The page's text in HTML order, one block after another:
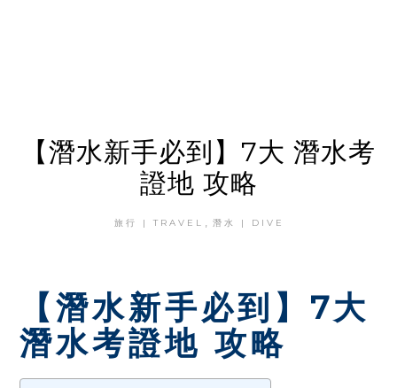
【潛水新手必到】7大 潛水考
證地 攻略
旅行 | TRAVEL 潛水 | DIVE
【潛水新手必到】7大
潛水考證地 攻略